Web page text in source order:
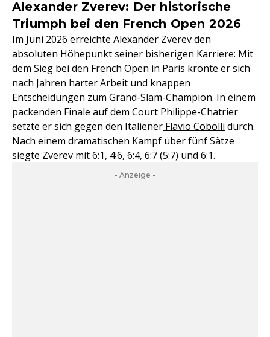
Alexander Zverev: Der historische
Triumph bei den French Open 2026
Im Juni 2026 erreichte Alexander Zverev den
absoluten Höhepunkt seiner bisherigen Karriere: Mit
dem Sieg bei den French Open in Paris krönte er sich
nach Jahren harter Arbeit und knappen
Entscheidungen zum Grand-Slam-Champion. In einem
packenden Finale auf dem Court Philippe-Chatrier
setzte er sich gegen den Italiener Flavio Cobolli durch.
Nach einem dramatischen Kampf über fünf Sätze
siegte Zverev mit 6:1, 4:6, 6:4, 6:7 (5:7) und 6:1.
- Anzeige -